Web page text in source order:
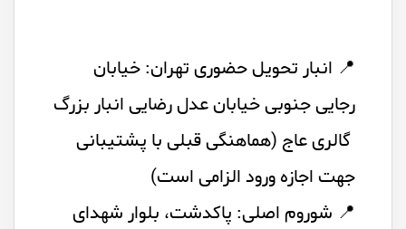
📍 انبار تحویل حضوری تهران: خیابان
رجایی جنوبی خیابان عدل رضایی انبار بزرگ
گالری عاج (هماهنگی قبلی با پشتیبانی
جهت اجازه ورود الزامی است)
📍 شوروم اصلی: پاکدشت، بلوار شهدای